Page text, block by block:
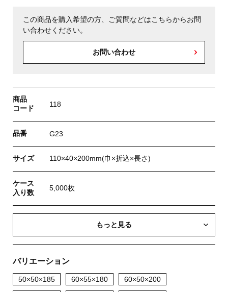
この商品を購入希望の方、ご質問などはこちらからお問
い合わせください。
お問い合わせ
商品
コード
118
品番 G23
サイズ 110×40×200mm(巾×折込×長さ)
ケース
入り数
5,000枚
もっと見る
バリエーション
50×50×185 60×55×180 60×50×200